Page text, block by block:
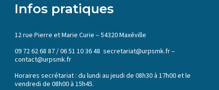
Infos pratiques
12 rue Pierre et Marie Curie – 54320 Maxéville
09 72 62 68 87 / 06 51 10 36 48 secretariat@urpsmk.fr –
contact@urpsmk.fr
Horaires secrétariat : du lundi au jeudi de 08h30 à 17h00 et le
vendredi de 08h00 à 15h45.